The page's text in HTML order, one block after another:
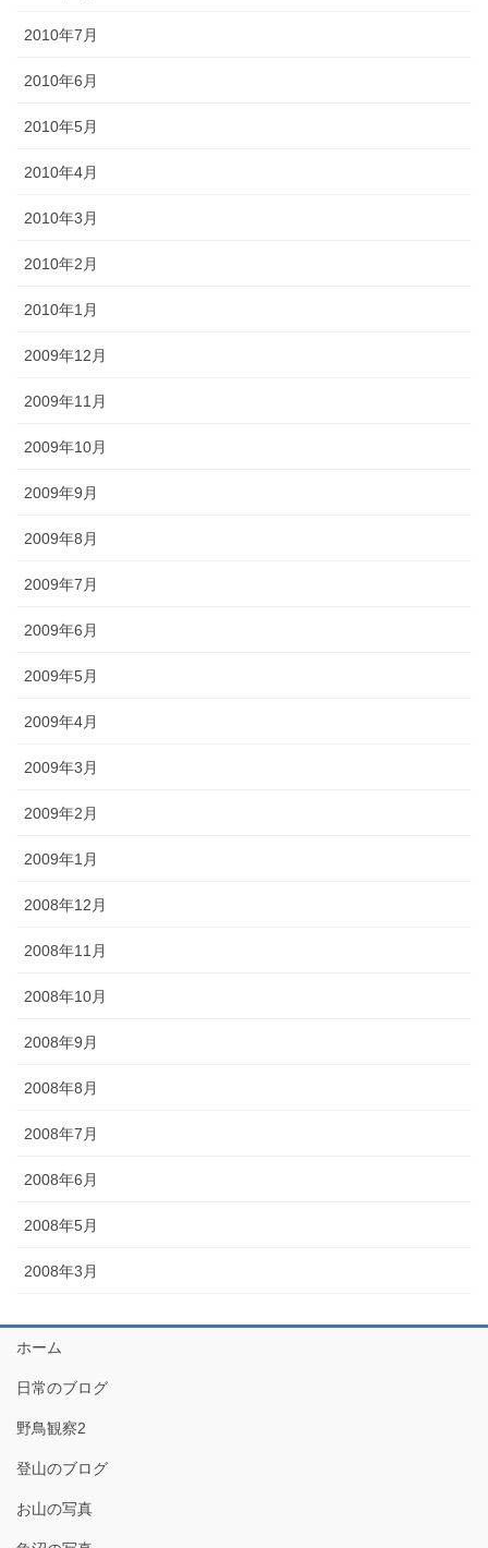
2010年7月
2010年6月
2010年5月
2010年4月
2010年3月
2010年2月
2010年1月
2009年12月
2009年11月
2009年10月
2009年9月
2009年8月
2009年7月
2009年6月
2009年5月
2009年4月
2009年3月
2009年2月
2009年1月
2008年12月
2008年11月
2008年10月
2008年9月
2008年8月
2008年7月
2008年6月
2008年5月
2008年3月
ホーム
日常のブログ
野鳥観察2
登山のブログ
お山の写真